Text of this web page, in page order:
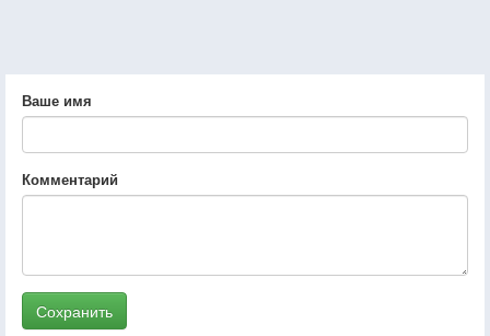
Ваше имя
Комментарий
Сохранить